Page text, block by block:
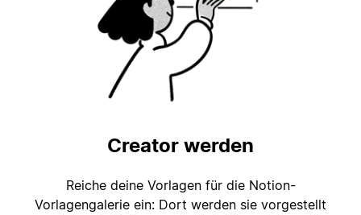
Creator werden
Reiche deine Vorlagen für die Notion-
Vorlagengalerie ein: Dort werden sie vorgestellt